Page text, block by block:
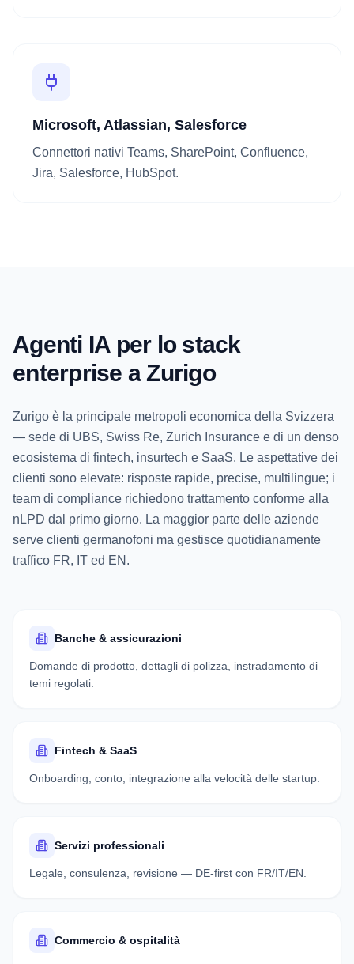
Microsoft, Atlassian, Salesforce
Connettori nativi Teams, SharePoint, Confluence,
Jira, Salesforce, HubSpot.
Agenti IA per lo stack
enterprise a Zurigo
Zurigo è la principale metropoli economica della Svizzera
— sede di UBS, Swiss Re, Zurich Insurance e di un denso
ecosistema di fintech, insurtech e SaaS. Le aspettative dei
clienti sono elevate: risposte rapide, precise, multilingue; i
team di compliance richiedono trattamento conforme alla
nLPD dal primo giorno. La maggior parte delle aziende
serve clienti germanofoni ma gestisce quotidianamente
traffico FR, IT ed EN.
Banche & assicurazioni
Domande di prodotto, dettagli di polizza, instradamento di
temi regolati.
Fintech & SaaS
Onboarding, conto, integrazione alla velocità delle startup.
Servizi professionali
Legale, consulenza, revisione — DE-first con FR/IT/EN.
Commercio & ospitalità